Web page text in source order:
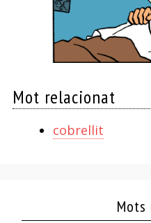
Mot relacionat
cobrellit
Mots